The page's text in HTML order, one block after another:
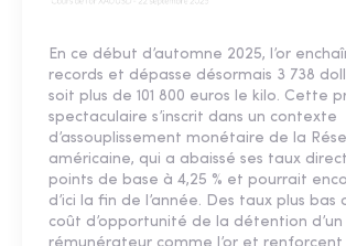
En ce début d’automne 2025, l’or
records et dépasse désormais 3 738
soit plus de 101 800 euros le kilo. Cette
spectaculaire s’inscrit dans un contexte
d’assouplissement monétaire de la
américaine, qui a abaissé ses taux
points de base à 4,25 % et pourrait
d’ici la fin de l’année. Des taux plus bas
coût d’opportunité de la détention